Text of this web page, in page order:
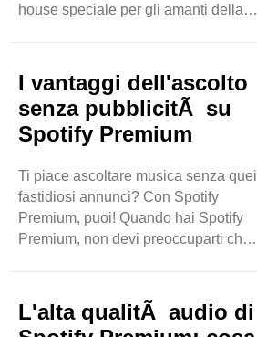
house speciale per gli amanti della
fastidiosi annunci. Inoltre, puoi
scaricare i tuoi brani preferiti e
ascoltarli anche quando non sei
connesso a Internet. Fantastico, vero?
Premium, puoi saltare le canzoni
quanto vuoi e suonarle in ogni ordine
che ti piace. E indovina ..
I vantaggi dell'ascolto
senza pubblicitÃ su
Spotify Premium
Ti piace ascoltare musica senza quei
fastidiosi annunci? Con Spotify
Premium, puoi! Quando hai Spotify
Premium, non devi preoccuparti che
puoi goderti la tua musica senza
pause o pubblicità. Un'altra cosa
L'alta qualitÃ audio di